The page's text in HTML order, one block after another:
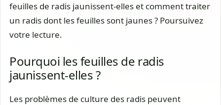
feuilles de radis jaunissent-elles et comment traiter
un radis dont les feuilles sont jaunes ? Poursuivez
votre lecture.
Pourquoi les feuilles de radis
jaunissent-elles ?
Les problèmes de culture des radis peuvent